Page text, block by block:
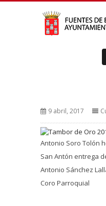
9 abril, 2017
Antonio Soro Tolón
San Antón entrega
Antonio Sánchez
Coro Parroquial